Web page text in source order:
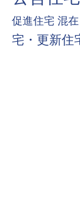
促進住宅 混在
宅・更新住